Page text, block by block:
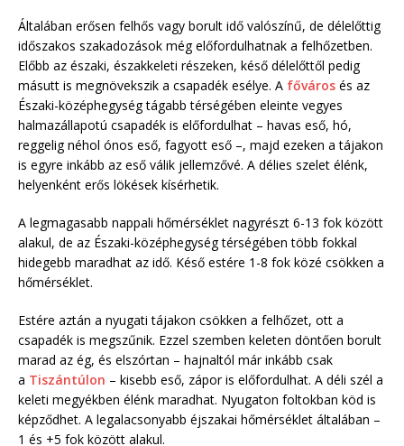
Általában erősen felhős vagy borult idő valószínű, de délelőttig
időszakos szakadozások még előfordulhatnak a felhőzetben.
Előbb az északi, északkeleti részeken, késő délelőttől pedig
másutt is megnövekszik a csapadék esélye. A főváros és az
Északi-középhegység tágabb térségében eleinte vegyes
halmazállapotú csapadék is előfordulhat – havas eső, hó,
reggelig néhol ónos eső, fagyott eső –, majd ezeken a tájakon
is egyre inkább az eső válik jellemzővé. A délies szelet élénk,
helyenként erős lökések kísérhetik.
A legmagasabb nappali hőmérséklet nagyrészt 6-13 fok között
alakul, de az Északi-középhegység térségében több fokkal
hidegebb maradhat az idő. Késő estére 1-8 fok közé csökken a
hőmérséklet.
Estére aztán a nyugati tájakon csökken a felhőzet, ott a
csapadék is megszűnik. Ezzel szemben keleten döntően borult
marad az ég, és elszórtan – hajnaltól már inkább csak
a Tiszántúlon – kisebb eső, zápor is előfordulhat. A déli szél a
keleti megyékben élénk maradhat. Nyugaton foltokban köd is
képződhet. A legalacsonyabb éjszakai hőmérséklet általában –
1 és +5 fok között alakul.